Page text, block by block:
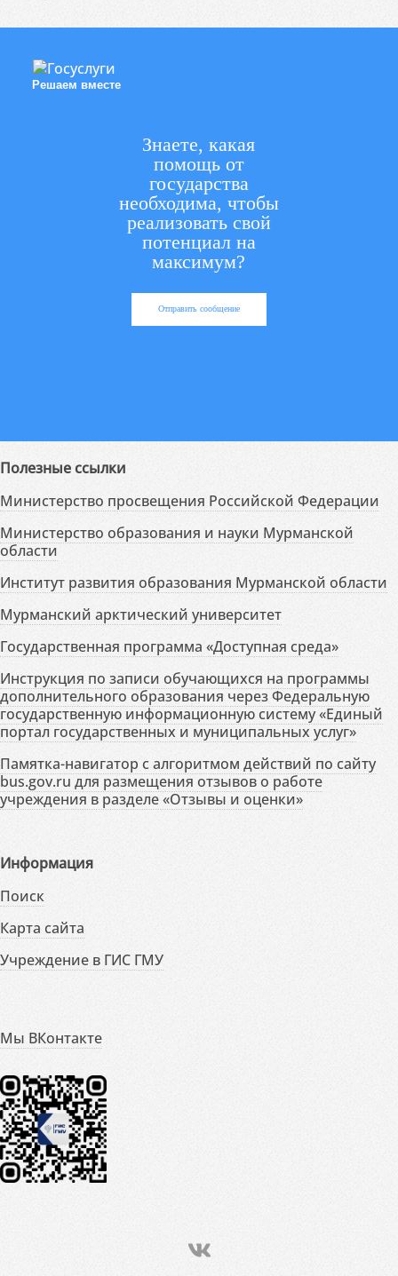
Решаем вместе
Знаете, какая
помощь от
государства
необходима, чтобы
реализовать свой
потенциал на
максимум?
Отправить сообщение
Полезные ссылки
Министерство просвещения Российской Федерации
Министерство образования и науки Мурманской
области
Институт развития образования Мурманской области
Мурманский арктический университет
Государственная программа «Доступная среда»
Инструкция по записи обучающихся на программы
дополнительного образования через Федеральную
государственную информационную систему «Единый
портал государственных и муниципальных услуг»
Памятка-навигатор с алгоритмом действий по сайту
bus.gov.ru для размещения отзывов о работе
учреждения в разделе «Отзывы и оценки»
Информация
Поиск
Карта сайта
Учреждение в ГИС ГМУ
Мы ВКонтакте